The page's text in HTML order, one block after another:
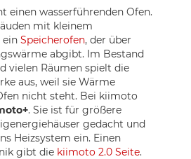
einen wasserführenden Ofen.
mit kleinem
ein Speicherofen, der über
abgibt. Im Bestand
vielen Räumen spielt die
aus, weil sie Wärme
nicht steht. Bei kiimoto
. Sie ist für größere
gedacht und
Heizsystem ein. Einen
gibt die kiimoto 2.0 Seite.